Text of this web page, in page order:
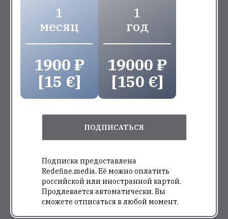
1
месяц
1900 ₽
[15 €]
1
год
19000 ₽
[150 €]
ПОДПИСАТЬСЯ
Подписка предоставлена
Redefine.media. Её можно оплатить
российской или иностранной картой.
Продлевается автоматически. Вы
сможете отписаться в любой момент.